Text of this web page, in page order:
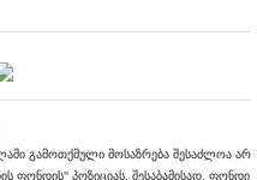
გამოთქმული მოსაზრება შესაძლოა არ
ფონდის" პოზიციას. შესაბამისად, ფონდი